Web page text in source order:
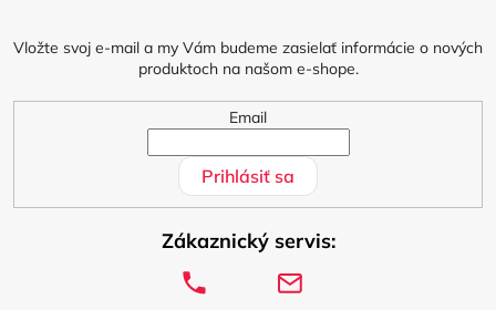
Vložte svoj e-mail a my Vám budeme zasielať informácie o nových
produktoch na našom e-shope.
Email
Prihlásiť sa
Zákaznický servis: